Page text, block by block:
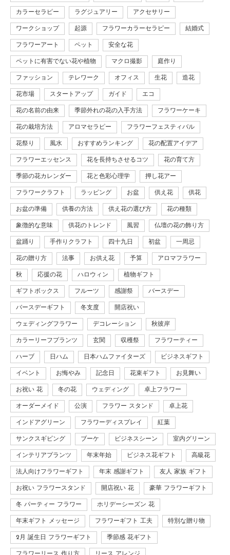
カラーセラピー ラグジュアリー アクセサリー
ワークショップ 起源 フラワーカラーセラピー 結婚式
フラワーアート ペット 安全な花
ペットに有害でない花や植物 マクロ撮影 庭作り
ファッション テレワーク オフィス 生花 造花
花市場 スタートアップ ガイド エコ
花の名前の由来 季節外れの花の入手方法 フラワーケーキ
花の栽培方法 アロマセラピー フラワーフェスティバル
花祭り 風水 おすすめランキング 花の配置アイデア
フラワーエッセンス 花を長持ちさせるコツ 花の育て方
季節の花カレンダー 花と色彩心理学 押し花アー
フラワークラフト ラッピング お盆 供え花 供花
お盆の準備 供養の方法 供え花の選び方 花の種類
象徴的な意味 供花のトレンド 風習 仏壇の花の飾り方
盆踊り 手作りクラフト 四十九日 初盆 一周忌
花の贈り方 法事 お供え花 予算 アロマフラワー
秋 応援の花 ハロウィン 植物ギフト
ギフトボックス フルーツ 感謝祭 バースデー
バースデーギフト 冬支度 開店祝い
ウェディングフラワー デコレーション 秋彼岸
カラーリーフプランツ 玄関 収穫祭 フラワーティー
ハーブ 日ハム 日本ハムファイターズ ビジネスギフト
イベント お悔やみ 記念日 花束ギフト お見舞い
お祝い 花 冬の花 ウェディング 卓上フラワー
オーダーメイド 公演 フラワー スタンド 卓上花
インドアグリーン フラワーディスプレイ 紅葉
サンクスギビング ブーケ ビジネスシーン 室内グリーン
インテリアプランツ 年末年始 ビジネス花ギフト 高級花
法人向けフラワーギフト 年末 感謝ギフト 友人 家族 ギフト
お祝い フラワースタンド 開店祝い 花 豪華 フラワーギフト
冬 パーティー フラワー ホリデーシーズン 花
年末ギフト メッセージ フラワーギフト 工夫 特別な贈り物
2月 誕生日 フラワーギフト 季節感 花ギフト